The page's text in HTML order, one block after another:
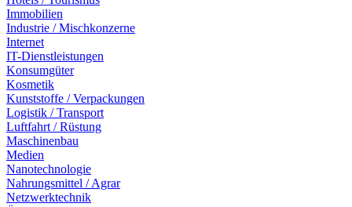
Immobilien
Industrie / Mischkonzerne
Internet
IT-Dienstleistungen
Konsumgüter
Kosmetik
Kunststoffe / Verpackungen
Logistik / Transport
Luftfahrt / Rüstung
Maschinenbau
Medien
Nanotechnologie
Nahrungsmittel / Agrar
Netzwerktechnik